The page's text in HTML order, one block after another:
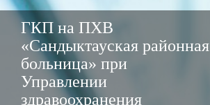
ГКП на ПХВ
«Сандыктауская районная
больница» при
Управлении
здравоохранения